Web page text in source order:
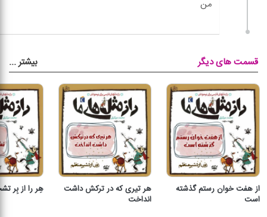
قسمت های دیگر بیشتر...
از هفت خوان رستم گذشته
است
هر تیری که در ترکش داشت
انداخت
هِر را از بِر